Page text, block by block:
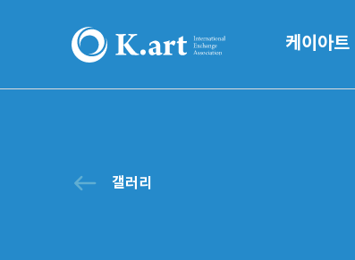
케이아트
west 갤러리